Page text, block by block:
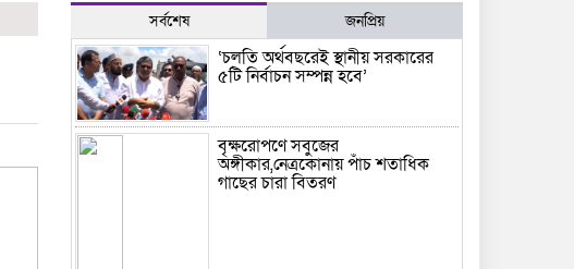
সর্বশেষ জনপ্রিয়
‘চলতি অর্থবছরেই স্থানীয় সরকারের
৫টি নির্বাচন সম্পন্ন হবে’
বৃক্ষরোপণে সবুজের
অঙ্গীকার,নেত্রকোনায় পাঁচ শতাধিক
গাছের চারা বিতরণ